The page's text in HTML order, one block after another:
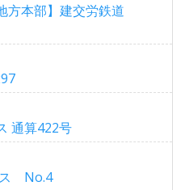
方本部】建交労鉄道
通算422号
ス No.4